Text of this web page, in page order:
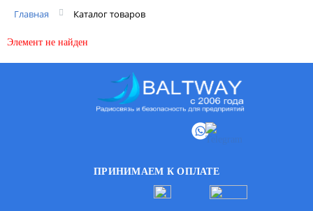
Главная Каталог товаров
Элемент не найден
ПРИНИМАЕМ К ОПЛАТЕ